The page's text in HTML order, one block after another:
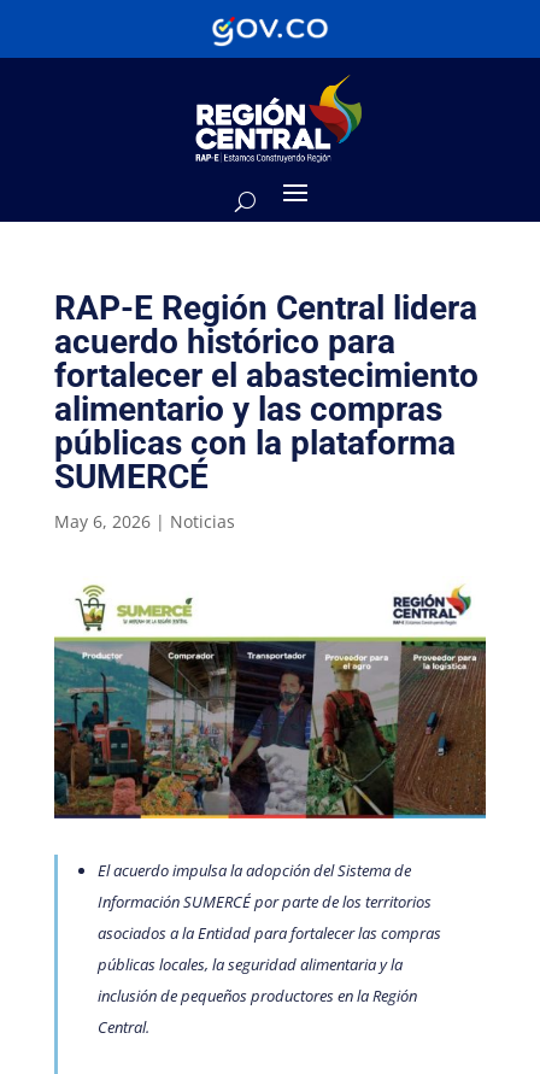
RAP-E Región Central lidera
acuerdo histórico para
fortalecer el abastecimiento
alimentario y las compras
públicas con la plataforma
SUMERCÉ
May 6, 2026| Noticias
El acuerdo impulsa la adopción del Sistema de
Información SUMERCÉ por parte de los territorios
asociados a la Entidad para fortalecer las compras
públicas locales, la seguridad alimentaria y la
inclusión de pequeños productores en la Región
Central.